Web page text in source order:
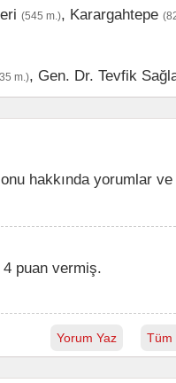
(545 m.), Karargahtepe
m.), Gen. Dr. Tevfik
hakkında yorumlar
puan vermiş.
Yorum Yaz Tüm